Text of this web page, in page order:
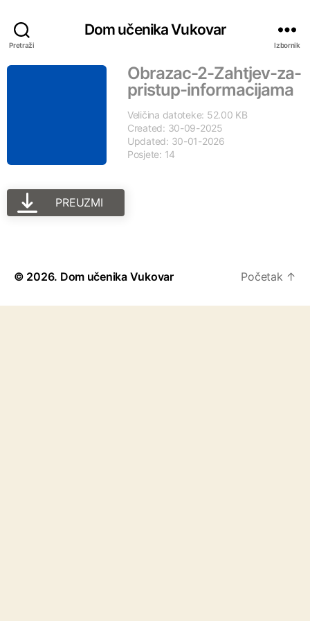
Pretraži
Dom učenika Vukovar
Izbornik
Obrazac-2-Zahtjev-za-
pristup-informacijama
Veličina datoteke: 52.00 KB
Created: 30-09-2025
Updated: 30-01-2026
Posjete: 14
PREUZMI
© 2026. Dom učenika Vukovar Početak ↑